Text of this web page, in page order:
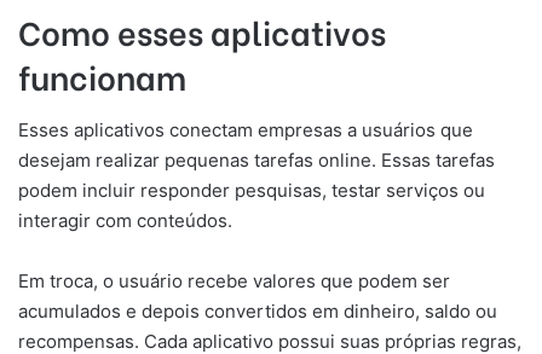
Como esses aplicativos
funcionam
Esses aplicativos conectam empresas a usuários que
desejam realizar pequenas tarefas online. Essas tarefas
podem incluir responder pesquisas, testar serviços ou
interagir com conteúdos.
Em troca, o usuário recebe valores que podem ser
acumulados e depois convertidos em dinheiro, saldo ou
recompensas. Cada aplicativo possui suas próprias regras,